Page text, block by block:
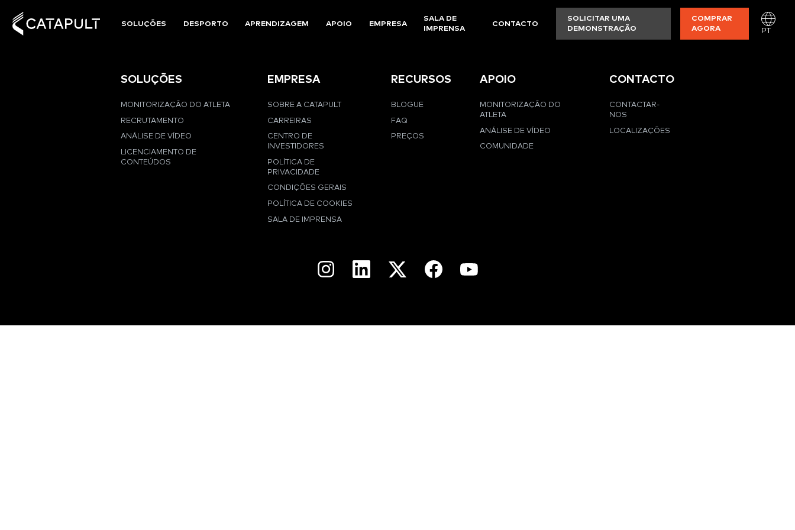
SOLUÇÕES DESPORTO APRENDIZAGEM APOIO EMPRESA
SALA DE
IMPRENSA
CONTACTO
SOLICITAR UMA
DEMONSTRAÇÃO
COMPRAR
AGORA
PT
SOLUÇÕES
MONITORIZAÇÃO DO ATLETA
RECRUTAMENTO
ANÁLISE DE VÍDEO
LICENCIAMENTO DE
CONTEÚDOS
EMPRESA
SOBRE A CATAPULT
CARREIRAS
CENTRO DE
INVESTIDORES
POLÍTICA DE
PRIVACIDADE
CONDIÇÕES GERAIS
POLÍTICA DE COOKIES
SALA DE IMPRENSA
RECURSOS
BLOGUE
FAQ
PREÇOS
APOIO
MONITORIZAÇÃO DO
ATLETA
ANÁLISE DE VÍDEO
COMUNIDADE
CONTACTO
CONTACTAR-
NOS
LOCALIZAÇÕES